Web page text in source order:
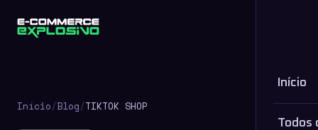
Início
Todos
Início/Blog/TIKTOK SHOP